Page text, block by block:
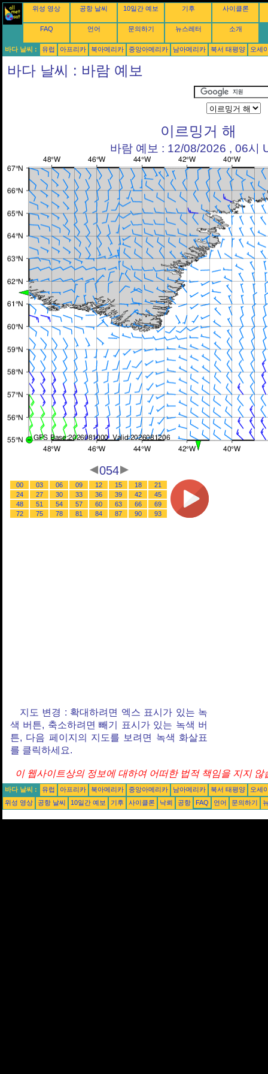
위성 영상 공항 날씨 10일간 예보 기후 사이클론
FAQ 언어 문의하기 뉴스레터 소개
바다 날씨 : 유럽 아프리카 북아메리카 중앙아메리카 남아메리카 북서 태평양 오세
바다 날씨 : 바람 예보
이르밍거 해
바람 예보 : 12/08/2026 , 06시
054
00 03 06 09 12 15 18
21
24
27 30 33 36 39 42
45
48
51 54 57 60 63 66
69
72
75 78 81 84 87 90 93
지도 변경 : 확대하려면 엑스 표시가 있는 녹
색 버튼, 축소하려면 빼기 표시가 있는 녹색 버
튼, 다음 페이지의 지도를 보려면 녹색 화살표
를 클릭하세요.
이 웹사이트상의 정보에 대하여 어떠한 법적 책임을 지지 않
바다 날씨 : 유럽 아프리카 북아메리카 중앙아메리카 남아메리카 북서 태평양
오세
위성 영상
공항 날씨 10일간 예보 기후 사이클론 낙뢰 공항 FAQ 언어 문의하기